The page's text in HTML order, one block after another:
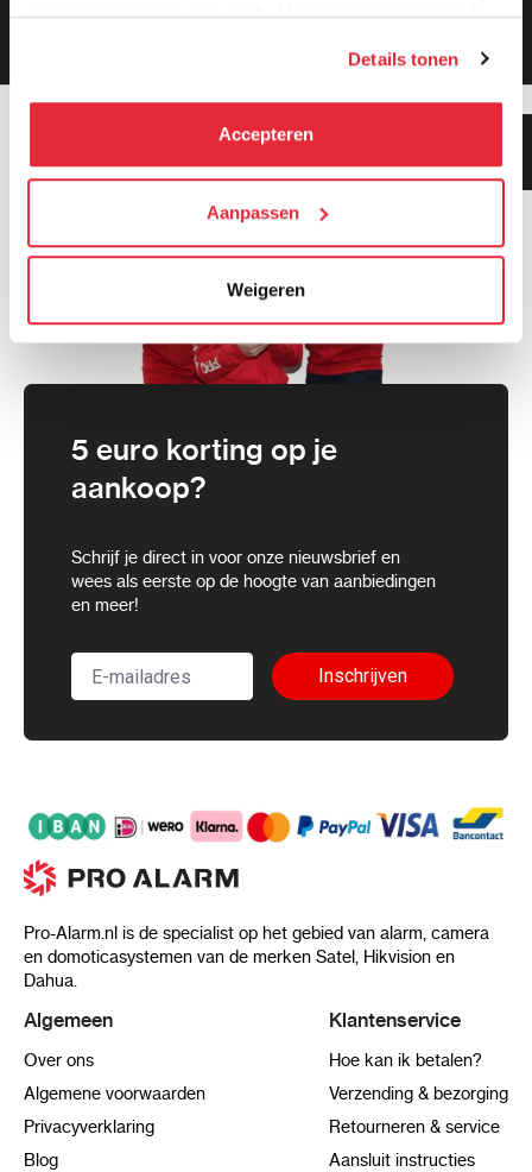
daar toestemming voor geeft. Als je toestemming geeft,
kunnen deze gegevens combineren met informatie die zij
hebben verzameld via het gebruik van hun diensten. Je
kunt alle cookies accepteren, alleen noodzakelijke
We werken samen met21 derden
die uw gegevens
kunnen ontvangen en verwerken.
Details tonen
Accepteren
Aanpassen
Weigeren
5 euro korting op je
aankoop?
Schrijf je direct in voor onze nieuwsbrief en
wees als eerste op de hoogte van aanbiedingen
en meer!
Inschrijven
Pro-Alarm.nl is de specialist op het gebied van alarm, camera
en domoticasystemen van de merken Satel, Hikvision en
Dahua.
Klanten geven ons 9.3
gemiddeld!
Algemeen
Over ons
Algemene voorwaarden
Privacyverklaring
Blog
Klantenservice
Hoe kan ik betalen?
Verzending & bezorging
Retourneren & service
Aansluit instructies